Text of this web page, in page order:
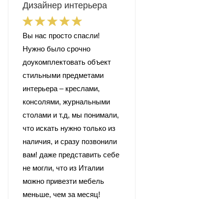
Дизайнер интерьера
Вы нас просто спасли!
Нужно было срочно
доукомплектовать объект
стильными предметами
интерьера – креслами,
консолями, журнальными
столами и т.д, мы понимали,
что искать нужно только из
наличия, и сразу позвонили
вам! даже представить себе
не могли, что из Италии
можно привезти мебель
меньше, чем за месяц!